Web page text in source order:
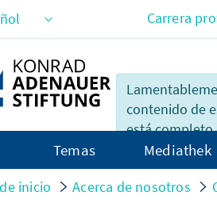
contenido de
está completo
Carrera
Temas Mediathek
inicio Acerca de nosotros